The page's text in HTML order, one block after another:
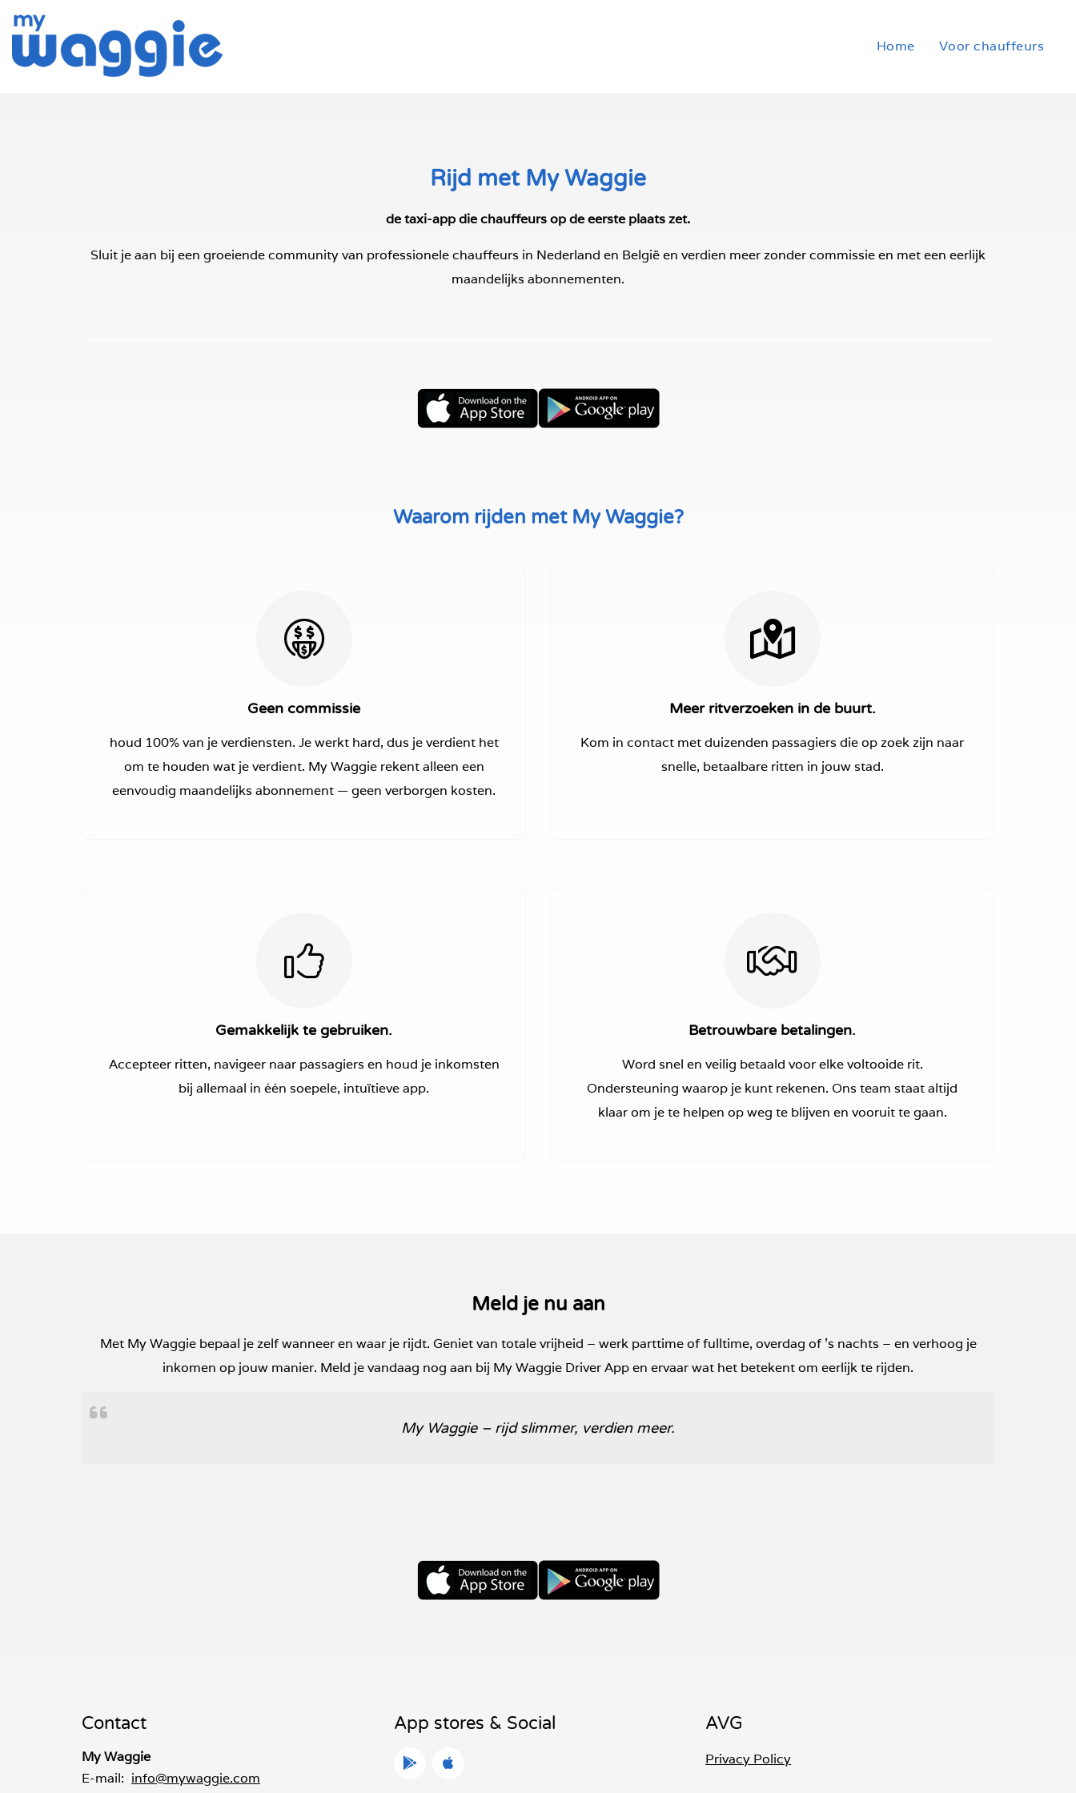
Home Voor chauffeurs
Rijd met My Waggie
de taxi-app die chauffeurs op de eerste plaats zet.
Sluit je aan bij een groeiende community van professionele chauffeurs in Nederland en België en verdien meer zonder commissie en met een eerlijk
maandelijks abonnementen.
Waarom rijden met My Waggie?
Geen commissie
houd 100% van je verdiensten. Je werkt hard, dus je verdient het
om te houden wat je verdient. My Waggie rekent alleen een
eenvoudig maandelijks abonnement — geen verborgen kosten.
Meer ritverzoeken in de buurt.
Kom in contact met duizenden passagiers die op zoek zijn naar
snelle, betaalbare ritten in jouw stad.
Gemakkelijk te gebruiken.
Accepteer ritten, navigeer naar passagiers en houd je inkomsten
bij allemaal in één soepele, intuïtieve app.
Betrouwbare betalingen.
Word snel en veilig betaald voor elke voltooide rit.
Ondersteuning waarop je kunt rekenen. Ons team staat altijd
klaar om je te helpen op weg te blijven en vooruit te gaan.
Meld je nu aan
Met My Waggie bepaal je zelf wanneer en waar je rijdt. Geniet van totale vrijheid – werk parttime of fulltime, overdag of 's nachts – en verhoog je
inkomen op jouw manier. Meld je vandaag nog aan bij My Waggie Driver App en ervaar wat het betekent om eerlijk te rijden.
My Waggie – rijd slimmer, verdien meer.
Contact
My Waggie
E-mail: info@mywaggie.com
App stores & Social AVG
Privacy Policy